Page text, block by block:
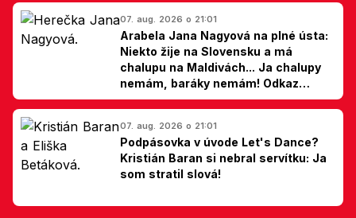
07. aug. 2026 o 21:01
Arabela Jana Nagyová na plné ústa:
Niekto žije na Slovensku a má
chalupu na Maldivách... Ja chalupy
nemám, baráky nemám! Odkaz
Slovákom
07. aug. 2026 o 21:01
Podpásovka v úvode Let's Dance?
Kristián Baran si nebral servítku: Ja
som stratil slová!